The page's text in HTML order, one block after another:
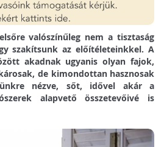
valószínűleg nem a tisztaság
szakítsunk az előítéleteinkkel. A
akadnak ugyanis olyan fajok,
de kimondottan hasznosak
nézve, sőt, idővel akár a
alapvető összetevőivé is